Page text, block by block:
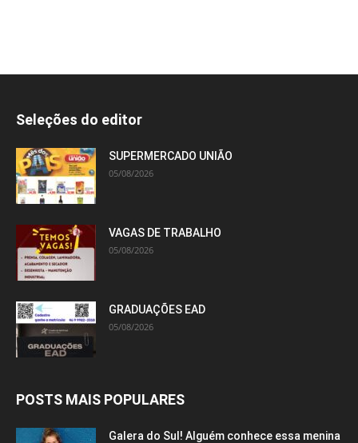
Seleções do editor
SUPERMERCADO UNIÃO
05/08/2026
VAGAS DE TRABALHO
05/08/2026
GRADUAÇÕES EAD
05/08/2026
POSTS MAIS POPULARES
Galera do Sul! Alguém conhece essa menina